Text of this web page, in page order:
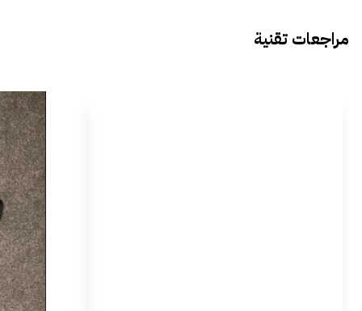
مراجعات تقنية